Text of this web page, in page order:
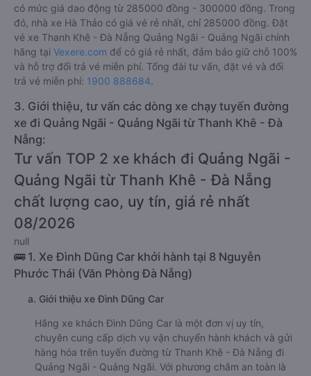
có mức giá dao động từ 285000 đồng - 300000 đồng. Trong
đó, nhà xe Hà Thảo có giá vé rẻ nhất, chỉ 285000 đồng. Đặt
vé xe Thanh Khê - Đà Nẵng Quảng Ngãi - Quảng Ngãi chính
hãng tại Vexere.com để có giá rẻ nhất, đảm bảo giữ chỗ 100%
và hỗ trợ đổi trả vé miễn phí. Tổng đài tư vấn, đặt vé và đổi
trả vé miễn phí: 1900 888684.
3. Giới thiệu, tư vấn các dòng xe chạy tuyến đường
xe đi Quảng Ngãi - Quảng Ngãi từ Thanh Khê - Đà
Nẵng:
Tư vấn TOP 2 xe khách đi Quảng Ngãi -
Quảng Ngãi từ Thanh Khê - Đà Nẵng
chất lượng cao, uy tín, giá rẻ nhất
08/2026
null
🚌 1. Xe Đình Dũng Car khởi hành tại 8 Nguyễn
Phước Thái (Văn Phòng Đà Nẵng)
a. Giới thiệu xe Đình Dũng Car
Hãng xe khách Đình Dũng Car là một đơn vị uy tín,
chuyên cung cấp dịch vụ vận chuyển hành khách và gửi
hàng hóa trên tuyến đường từ Thanh Khê - Đà Nẵng đi
Quảng Ngãi - Quảng Ngãi. Với phương châm an toàn là